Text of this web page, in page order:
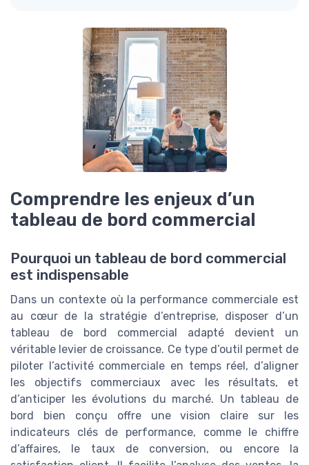
Comprendre les enjeux d’un
tableau de bord commercial
Pourquoi un tableau de bord commercial
est indispensable
Dans un contexte où la performance commerciale est
au cœur de la stratégie d’entreprise, disposer d’un
tableau de bord commercial adapté devient un
véritable levier de croissance. Ce type d’outil permet de
piloter l’activité commerciale en temps réel, d’aligner
les objectifs commerciaux avec les résultats, et
d’anticiper les évolutions du marché. Un tableau de
bord bien conçu offre une vision claire sur les
indicateurs clés de performance, comme le chiffre
d’affaires, le taux de conversion, ou encore la